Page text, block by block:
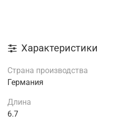
Характеристики
Страна производства
Германия
Длина
6.7